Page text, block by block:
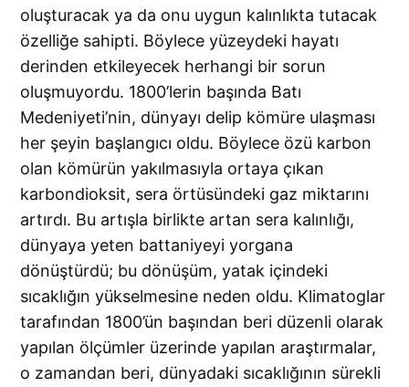
oluşturacak ya da onu uygun kalınlıkta tutacak
özelliğe sahipti. Böylece yüzeydeki hayatı
derinden etkileyecek herhangi bir sorun
oluşmuyordu. 1800’lerin başında Batı
Medeniyeti’nin, dünyayı delip kömüre ulaşması
her şeyin başlangıcı oldu. Böylece özü karbon
olan kömürün yakılmasıyla ortaya çıkan
karbondioksit, sera örtüsündeki gaz miktarını
artırdı. Bu artışla birlikte artan sera kalınlığı,
dünyaya yeten battaniyeyi yorgana
dönüştürdü; bu dönüşüm, yatak içindeki
sıcaklığın yükselmesine neden oldu. Klimatoglar
tarafından 1800’ün başından beri düzenli olarak
yapılan ölçümler üzerinde yapılan araştırmalar,
o zamandan beri, dünyadaki sıcaklığının sürekli